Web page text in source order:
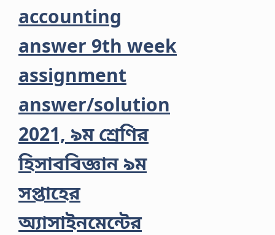
accounting
answer 9th week
assignment
answer/solution
2021, ৯ম শ্রেণির
হিসাববিজ্ঞান ৯ম
সপ্তাহের
অ্যাসাইনমেন্টের